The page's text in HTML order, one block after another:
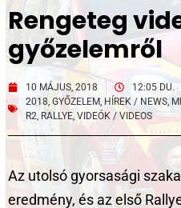
Rengeteg
győzelemről
10 MÁJUS, 2018 12:05 DU.
2018, GYŐZELEM, HÍREK / NEWS,
R2, RALLYE, VIDEÓK / VIDEOS
Az utolsó gyorsasági
eredmény, és az első